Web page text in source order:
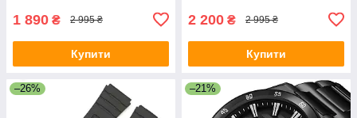
1 890 ₴ 2 995 ₴
Купити
2 200 ₴ 2 995 ₴
Купити
–26% –21%